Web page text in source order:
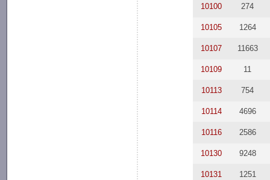
10100 274
10105 1264
10107 11663
10109 11
10113 754
10114 4696
10116 2586
10130 9248
10131 1251